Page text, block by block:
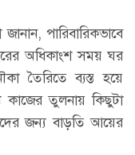
পারিবারিকভাবে
অধিকাংশ সময় ঘর
তৈরিতে ব্যস্ত হয়ে
কাজের তুলনায় কিছুটা
জন্য বাড়তি আয়ের